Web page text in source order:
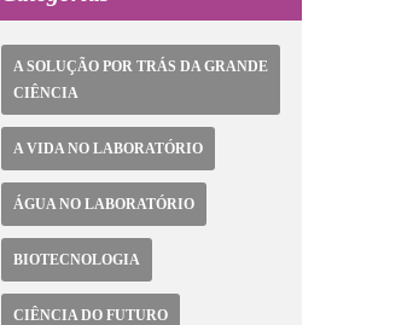
A SOLUÇÃO POR TRÁS DA GRANDE
CIÊNCIA
A VIDA NO LABORATÓRIO
ÁGUA NO LABORATÓRIO
BIOTECNOLOGIA
CIÊNCIA DO FUTURO